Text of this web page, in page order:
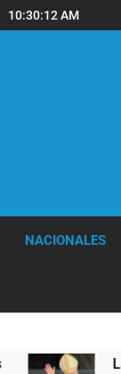
10:30:13 AM
NACIONALES
La